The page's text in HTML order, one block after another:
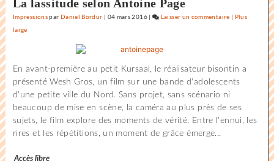
La lassitude selon Antoine Page
Impressionspar Daniel Bordür | 04 mars 2016| Laisser un commentaire on
au
Festival
international
du
film
| Plus
large
En avant-première au petit Kursaal, le réalisateur bisontin a
présenté Wesh Gros, un film sur une bande d'adolescents
d'une petite ville du Nord. Sans projet, sans scénario ni
beaucoup de mise en scène, la caméra au plus près de ses
sujets, le film explore des moments de vérité. Entre l'ennui, les
rires et les répétitions, un moment de grâce émerge...
Accès libre